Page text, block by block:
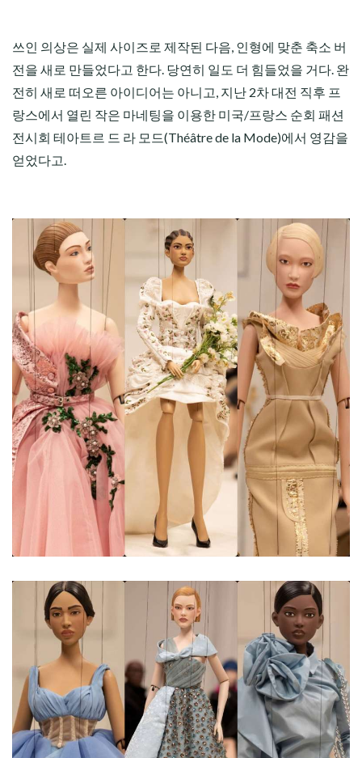
쓰인 의상은 실제 사이즈로 제작된 다음, 인형에 맞춘 축소 버
전을 새로 만들었다고 한다. 당연히 일도 더 힘들었을 거다. 완
전히 새로 떠오른 아이디어는 아니고, 지난 2차 대전 직후 프
랑스에서 열린 작은 마네팅을 이용한 미국/프랑스 순회 패션
전시회 테아트르 드 라 모드(Théâtre de la Mode)에서 영감을
얻었다고.